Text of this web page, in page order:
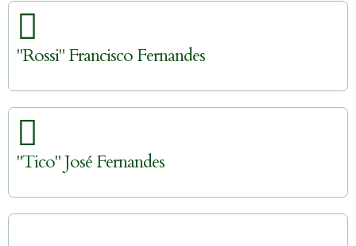
"Rossi" Francisco Fernandes
"Tico" José Fernandes